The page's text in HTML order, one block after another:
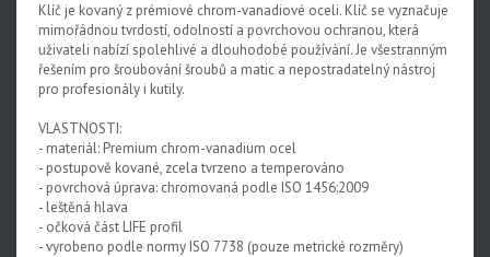
Nářadí na servis napl.kol
Nářadí na servis plášťů a duší
Centrovací stolice
Montážní stojany
Sety nářadí
Dílenské vybavení
Klíč je kovaný z prémiové chrom-vanadiové oceli. Klíč se vyznačuje
mimořádnou tvrdostí, odolností a povrchovou ochranou, která
uživateli nabízí spolehlivé a dlouhodobé používání. Je všestranným
řešením pro šroubování šroubů a matic a nepostradatelný nástroj
pro profesionály i kutily.
VLASTNOSTI:
- materiál: Premium chrom-vanadium ocel
- postupově kované, zcela tvrzeno a temperováno
- povrchová úprava: chromovaná podle ISO 1456:2009
- leštěná hlava
- očková část LIFE profil
- vyrobeno podle normy ISO 7738 (pouze metrické rozměry)